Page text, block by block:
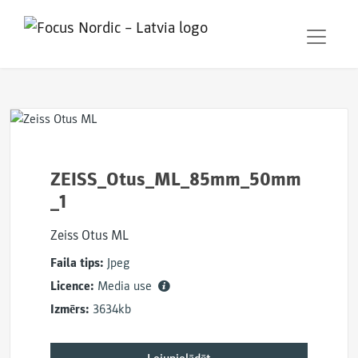
ZEISS_Otus_ML_85mm_50mm
_1
Zeiss Otus ML
Faila tips: Jpeg
Licence: Media use
Izmērs: 3634kb